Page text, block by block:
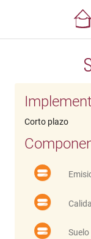
Corto plazo
Suelo